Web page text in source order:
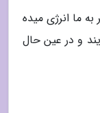
ما انرژی میده
و در عین حال